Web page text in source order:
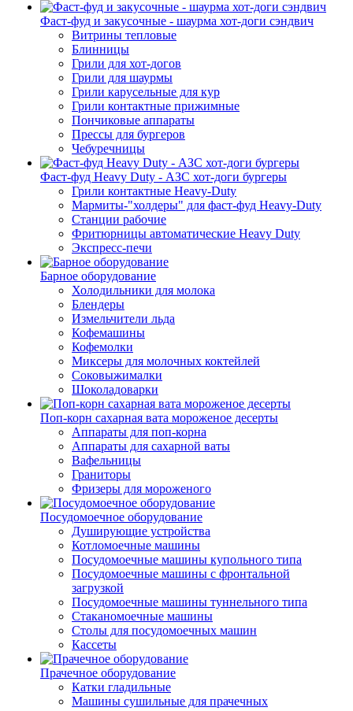
Фаст-фуд и закусочные - шаурма хот-доги сэндвич
Витрины тепловые
Блинницы
Грили для хот-догов
Грили для шаурмы
Грили карусельные для кур
Грили контактные прижимные
Пончиковые аппараты
Прессы для бургеров
Чебуречницы
Фаст-фуд Heavy Duty - АЗС хот-доги бургеры
Грили контактные Heavy-Duty
Мармиты-"холдеры" для фаст-фуд Heavy-Duty
Станции рабочие
Фритюрницы автоматические Heavy Duty
Экспресс-печи
Барное оборудование
Холодильники для молока
Блендеры
Измельчители льда
Кофемашины
Кофемолки
Миксеры для молочных коктейлей
Соковыжималки
Шоколадоварки
Поп-корн сахарная вата мороженое десерты
Аппараты для поп-корна
Аппараты для сахарной ваты
Вафельницы
Граниторы
Фризеры для мороженого
Посудомоечное оборудование
Душирующие устройства
Котломоечные машины
Посудомоечные машины купольного типа
Посудомоечные машины с фронтальной
загрузкой
Посудомоечные машины туннельного типа
Стаканомоечные машины
Столы для посудомоечных машин
Кассеты
Прачечное оборудование
Катки гладильные
Машины сушильные для прачечных